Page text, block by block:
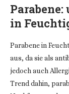
in
Parabene in
aus, da sie als
jedoch auch
Trend dahin,